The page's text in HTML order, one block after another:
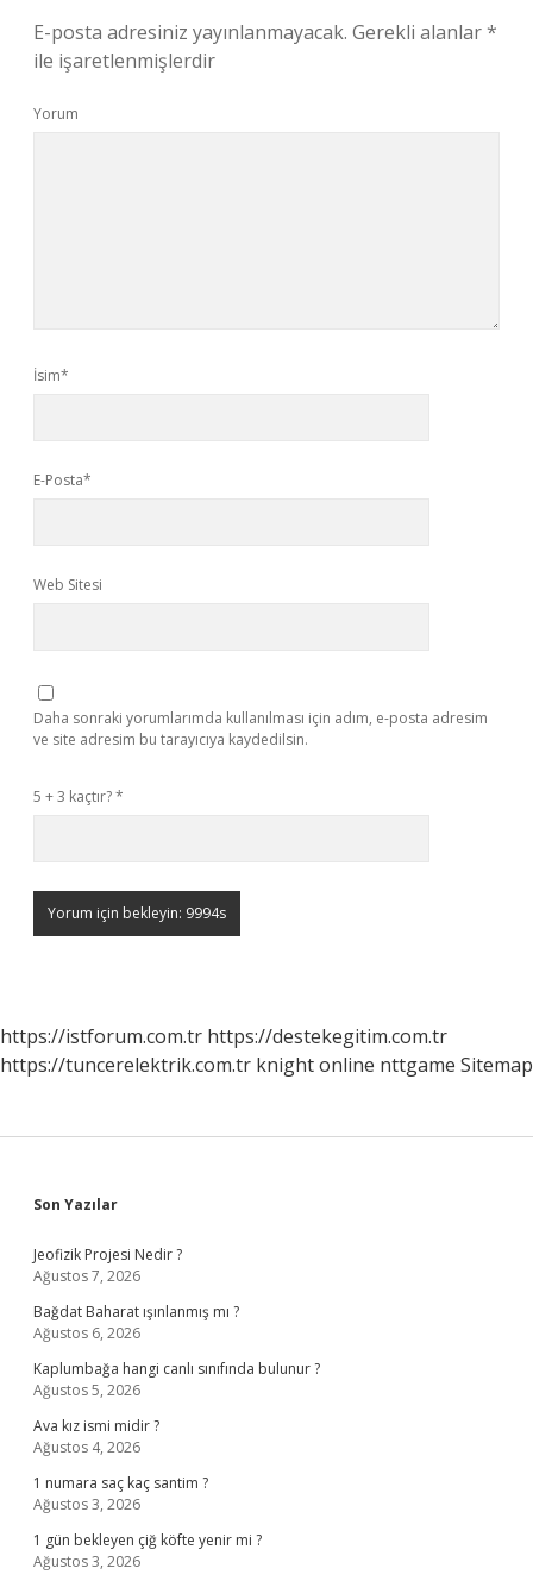
E-posta adresiniz yayınlanmayacak. Gerekli alanlar*
ile işaretlenmişlerdir
Yorum
İsim*
E-Posta*
Web Sitesi
Daha sonraki yorumlarımda kullanılması için adım, e-posta adresim
ve site adresim bu tarayıcıya kaydedilsin.
5 + 3 kaçtır?*
https://istforum.com.tr https://destekegitim.com.tr
https://tuncerelektrik.com.tr knight online nttgame Sitemap
Sidebar
Son Yazılar
Jeofizik Projesi Nedir ?
Ağustos 7, 2026
Bağdat Baharat ışınlanmış mı ?
Ağustos 6, 2026
Kaplumbağa hangi canlı sınıfında bulunur ?
Ağustos 5, 2026
Ava kız ismi midir ?
Ağustos 4, 2026
1 numara saç kaç santim ?
Ağustos 3, 2026
1 gün bekleyen çiğ köfte yenir mi ?
Ağustos 3, 2026